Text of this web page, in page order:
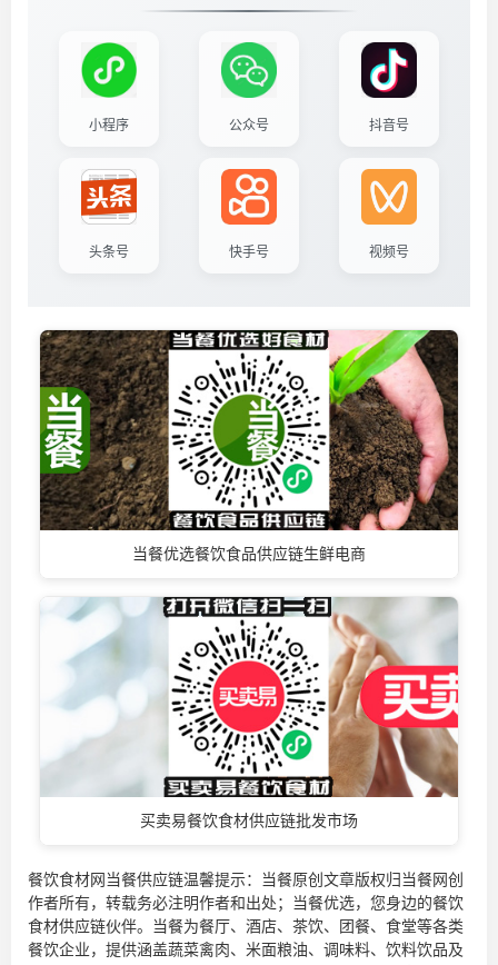
小程序 公众号 抖音号
头条号 快手号 视频号
当餐优选餐饮食品供应链生鲜电商
买卖易餐饮食材供应链批发市场
餐饮食材网当餐供应链温馨提示：当餐原创文章版权归当餐网创
作者所有，转载务必注明作者和出处；当餐优选，您身边的餐饮
食材供应链伙伴。当餐为餐厅、酒店、茶饮、团餐、食堂等各类
餐饮企业，提供涵盖蔬菜禽肉、米面粮油、调味料、饮料饮品及